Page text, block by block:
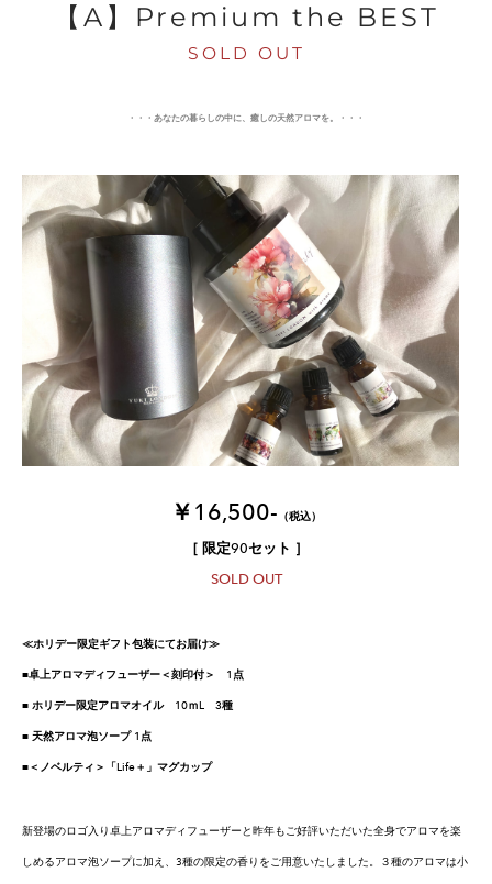
【A】Premium the BEST
SOLD OUT
・・・あなたの暮らしの中に、癒しの天然アロマを。・・・
￥16,500- （税込）
​［ 限定90セット ］
SOLD OUT
≪ホリデー限定ギフト包装にてお届け≫
■卓上アロマディフューザー＜刻印付＞ 1点
■ ホリデー限定アロマオイル 10ｍL 3種
​■ 天然アロマ泡ソープ 1点​
■＜ノベルティ＞「Life＋」マグカップ
新登場のロゴ入り卓上アロマディフューザーと昨年もご好評いただいた全身でアロマを楽
しめるアロマ泡ソープに加え、3種の限定の香りをご用意いたしました。３種のアロマは小